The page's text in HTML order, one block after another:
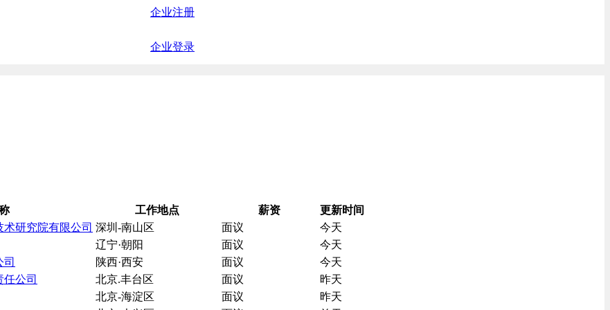
企业注册
企业登录
工作地点 薪资
更新时间
研究院有限公司 深圳-南山区 面议
今天
辽宁·朝阳
面议
今天
陕西·西安 面议
今天
公司 北京.丰台区 面议
昨天
北京-海淀区
面议
昨天